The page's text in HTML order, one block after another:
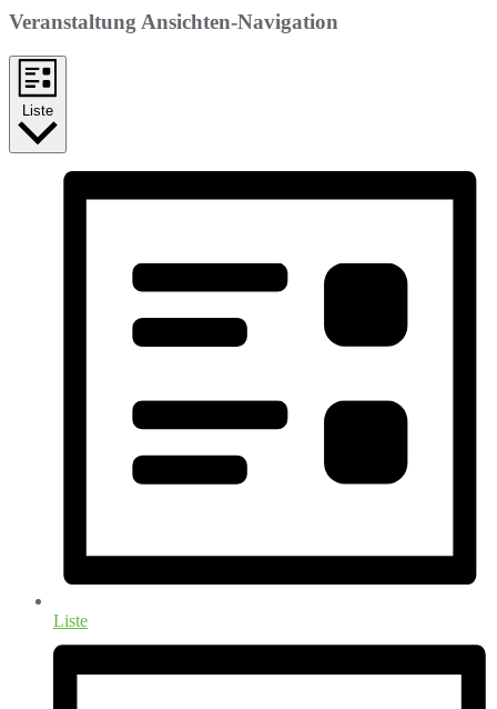
Veranstaltung Ansichten-Navigation
Liste
Liste